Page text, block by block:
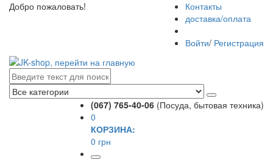
Добро пожаловать!
Контакты
доставка/оплата
Войти/ Регистрация
(067) 765-40-06 (Посуда, бытовая техника)
0
КОРЗИНА:
0 грн